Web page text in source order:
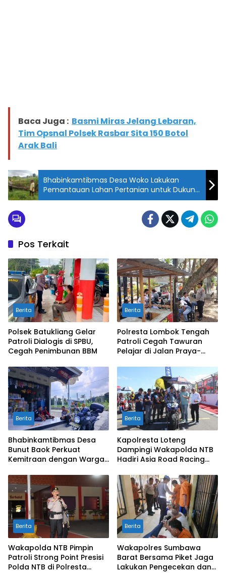
Baca Juga : Basmi Miras Jelang Lebaran,
Tim Opsnal Polsek Rasbar Sita 150 Botol
Arak Bali
Bhabinkamtibmas Desa Woko Lakukan
Pemantauan Lahan Pertanian untuk Dukung
Ketahanan Pangan
Pos Terkait
Berita
Polsek Batukliang Gelar
Patroli Dialogis di SPBU,
Cegah Penimbunan BBM
Berita
Polresta Lombok Tengah
Patroli Cegah Tawuran
Pelajar di Jalan Praya-
Berita
Bhabinkamtibmas Desa
Bunut Baok Perkuat
Kemitraan dengan Warga
Berita
Kapolresta Loteng
Dampingi Wakapolda NTB
Hadiri Asia Road Racing
Sirkuit Mandalika
Berita
Wakapolda NTB Pimpin
Patroli Strong Point Presisi
Polda NTB di Polresta
Berita
Wakapolres Sumbawa
Barat Bersama Piket Jaga
Lakukan Pengecekan dan